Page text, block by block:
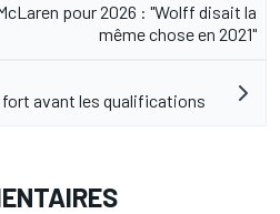
pour 2026 : "Wolff disait la
même chose en 2021"
avant les qualifications